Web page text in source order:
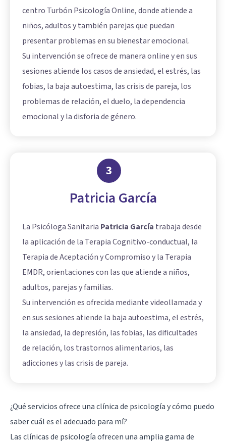
centro Turbón Psicología Online, donde atiende a
niños, adultos y también parejas que puedan
presentar problemas en su bienestar emocional.
Su intervención se ofrece de manera online y en sus
sesiones atiende los casos de ansiedad, el estrés, las
fobias, la baja autoestima, las crisis de pareja, los
problemas de relación, el duelo, la dependencia
emocional y la disforia de género.
3
Patricia García
La Psicóloga Sanitaria Patricia García trabaja desde
la aplicación de la Terapia Cognitivo-conductual, la
Terapia de Aceptación y Compromiso y la Terapia
EMDR, orientaciones con las que atiende a niños,
adultos, parejas y familias.
Su intervención es ofrecida mediante videollamada y
en sus sesiones atiende la baja autoestima, el estrés,
la ansiedad, la depresión, las fobias, las dificultades
de relación, los trastornos alimentarios, las
adicciones y las crisis de pareja.
¿Qué servicios ofrece una clínica de psicología y cómo puedo
saber cuál es el adecuado para mí?
Las clínicas de psicología ofrecen una amplia gama de